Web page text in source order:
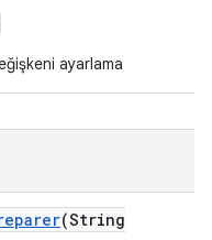
ayarlama
(String